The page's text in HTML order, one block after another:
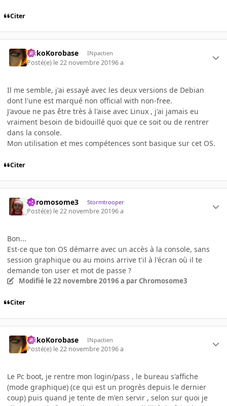
Citer
SiskoKorobase INpactien
Posté(e) le 22 novembre 20196 a
Il me semble, j'ai essayé avec les deux versions de Debian
dont l'une est marqué non official with non-free.
J'avoue ne pas être très à l'aise avec Linux , j'ai jamais eu
vraiment besoin de bidouillé quoi que ce soit ou de rentrer
dans la console.
Mon utilisation et mes compétences sont basique sur cet OS.
Citer
Chromosome3 Stormtrooper
Posté(e) le 22 novembre 20196 a
Bon...
Est-ce que ton OS démarre avec un accès à la console, sans
session graphique ou au moins arrive t'il à l'écran où il te
demande ton user et mot de passe ?
Modifié le 22 novembre 20196 a par Chromosome3
Citer
SiskoKorobase INpactien
Posté(e) le 22 novembre 20196 a
Le Pc boot, je rentre mon login/pass , le bureau s'affiche
(mode graphique) (ce qui est un progrès depuis le dernier
coup) puis quand je tente de m'en servir , selon sur quoi je